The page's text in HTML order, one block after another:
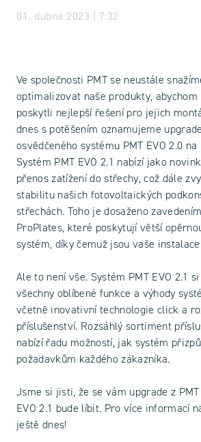
01. dubna 2023 | 7:32
Ve společnosti PMT se neustále
optimalizovat naše produkty, abychom
poskytli nejlepší řešení pro jejich
dnes s potěšením oznamujeme
osvědčeného systému PMT EVO 2.0 na
Systém PMT EVO 2.1 nabízí jako
přenos zatížení do střechy, což dále
stabilitu našich fotovoltaických
střechách. Toho je dosaženo
ProPlates, které poskytují větší
systém, díky čemuž jsou vaše
Ale to není vše. Systém PMT EVO 2.1
všechny oblíbené funkce a výhody
včetně inovativní technologie click a
příslušenství. Rozsáhlý sortiment
nabízí řadu možností, jak systém
požadavkům každého zákazníka.
Jsme si jisti, že se vám upgrade z PMT
EVO 2.1 bude líbit. Pro více informací
ještě dnes!